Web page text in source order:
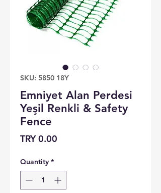
SKU: 5850 18Y
Emniyet Alan Perdesi
Yeşil Renkli & Safety
Fence
TRY 0.00
Quantity *